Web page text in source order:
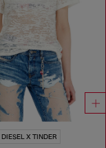
DIESEL X TINDER